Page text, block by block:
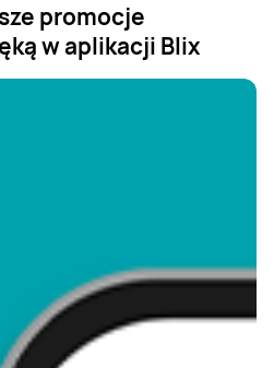
promocje
w aplikacji Blix